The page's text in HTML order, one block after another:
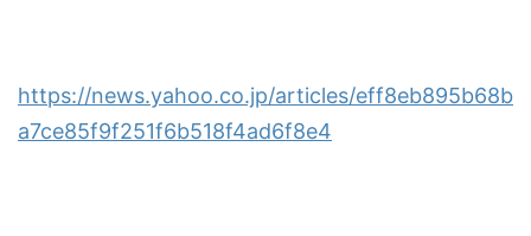
https://news.yahoo.co.jp/articles/eff8eb895b68b
a7ce85f9f251f6b518f4ad6f8e4